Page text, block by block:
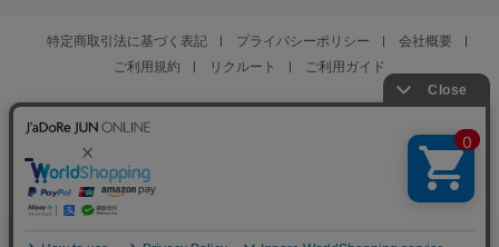
0
特定商取引法に基づく表記 プライバシーポリシー
会社概要
ご利用規約
リクルート ご利用ガイド
© JUN CO.,LTD. ALL RIGHTS RESERVED.